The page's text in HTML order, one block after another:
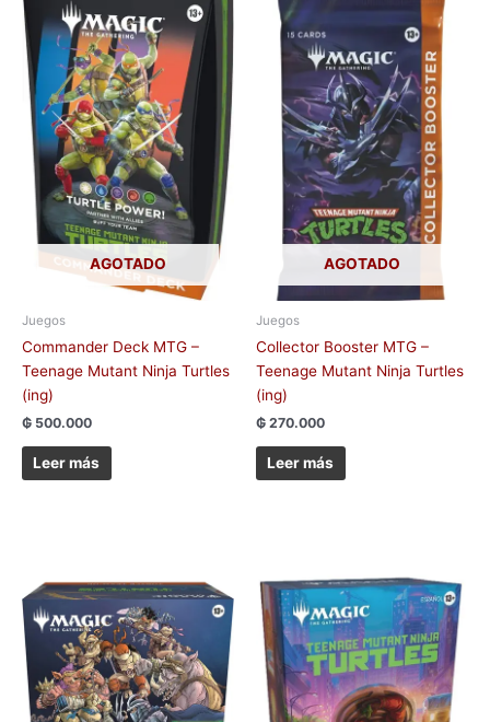
AGOTADO
Juegos
Commander Deck MTG –
Teenage Mutant Ninja Turtles
(ing)
₲ 500.000
Leer más
AGOTADO
Juegos
Collector Booster MTG –
Teenage Mutant Ninja Turtles
(ing)
₲ 270.000
Leer más